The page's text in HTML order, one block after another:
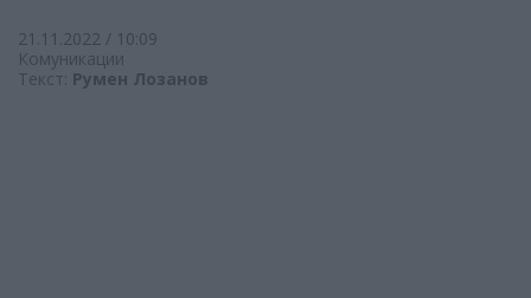
21.11.2022 / 10:09
Комуникации
Текст: Румен Лозанов